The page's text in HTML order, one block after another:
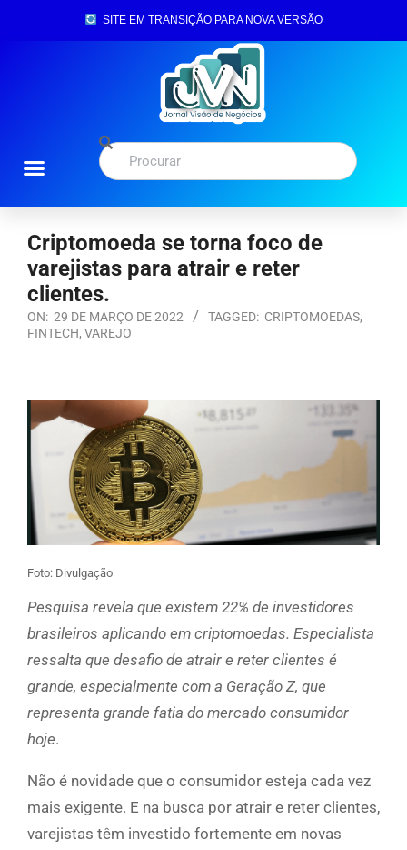
SITE EM TRANSIÇÃO PARA NOVA VERSÃO
Criptomoeda se torna foco de
varejistas para atrair e reter
clientes.
ON: 29 DE MARÇO DE 2022 TAGGED: CRIPTOMOEDAS,
FINTECH, VAREJO
Foto: Divulgação
Pesquisa revela que existem 22% de investidores
brasileiros aplicando em criptomoedas. Especialista
ressalta que desafio de atrair e reter clientes é
grande, especialmente com a Geração Z, que
representa grande fatia do mercado consumidor
hoje.
Não é novidade que o consumidor esteja cada vez
mais exigente. E na busca por atrair e reter clientes,
varejistas têm investido fortemente em novas